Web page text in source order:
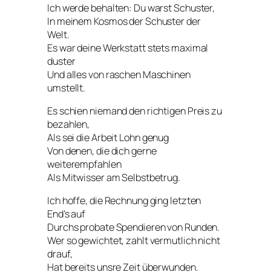
Ich werde behalten: Du warst Schuster,
In meinem Kosmos der Schuster der
Welt.
Es war deine Werkstatt stets maximal
duster
Und alles von raschen Maschinen
umstellt.
Es schien niemand den richtigen Preis zu
bezahlen,
Als sei die Arbeit Lohn genug
Von denen, die dich gerne
weiterempfahlen
Als Mitwisser am Selbstbetrug.
Ich hoffe, die Rechnung ging letzten
End’s auf
Durchs probate Spendieren von Runden.
Wer so gewichtet, zahlt vermutlich nicht
drauf,
Hat bereits unsre Zeit überwunden.